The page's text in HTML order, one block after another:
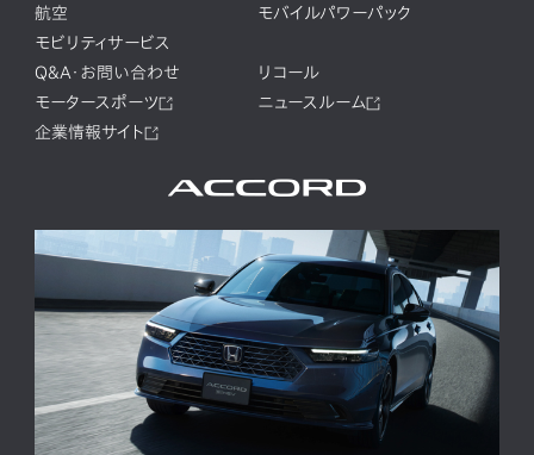
航空
モバイルパワーパック
モビリティサービス
Q&A・お問い合わせ
リコール
モータースポーツ
ニュースルーム
企業情報サイト